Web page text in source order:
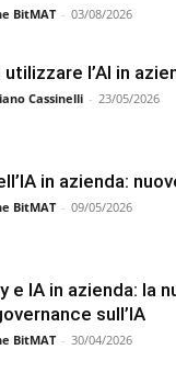
BitMAT - 03/08/2026
l’AI in
Cassinelli - 23/05/2026
in azienda:
BitMAT - 09/05/2026
e IA in azienda: la
sull’IA
BitMAT - 30/04/2026